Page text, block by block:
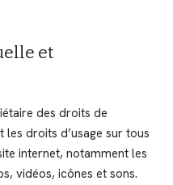
et
des droits de
droits d’usage sur tous
internet, notamment les
vidéos, icônes et sons.